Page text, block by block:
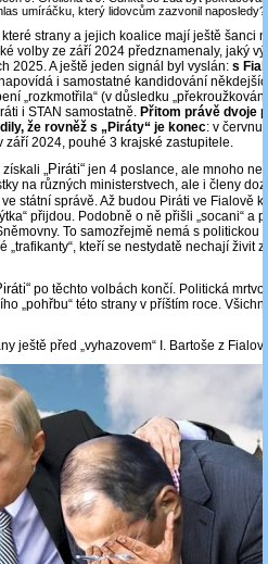
umíráčku, který lidovcům zazvonil naposledy?
strany a jejich koalice mají ještě šanci
volby ze září 2024 předznamenaly, jaký
2025. A ještě jeden signál byl vyslán: s
i samostatné kandidování
„rozkmotřila“ (v důsledku
i STAN samostatně. Přitom právě dvoje
že rovněž s „Piráty“ je konec: v červnu
2024, pouhé 3 krajské zastupitele.
získali „Piráti“ jen 4 poslance, ale mnoho
na různých ministerstvech, ale i členy
ve státní správě. Až budou Piráti ve Fialově
přijdou. Podobně o ně přišli „socani“ a
To samozřejmě nemá s politickou
kteří se nestydatě nechají živit
po těchto volbách končí. Politická
„pohřbu“ této strany v příštím roce.
ještě před „vyhazovem“ I. Bartoše z